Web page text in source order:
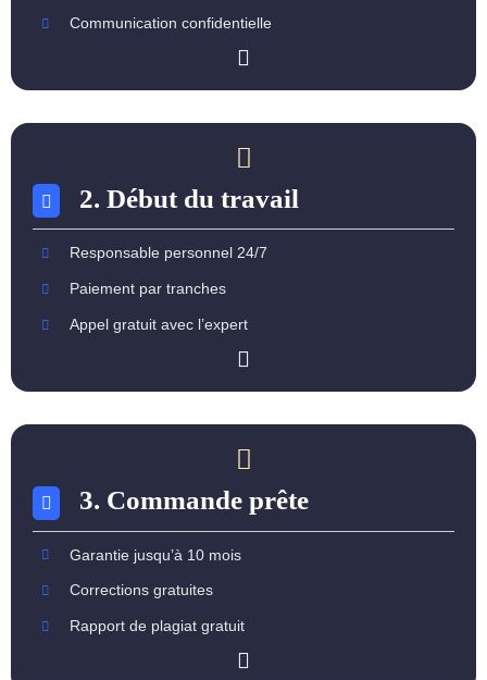
Communication confidentielle
2. Début du travail
Responsable personnel 24/7
Paiement par tranches
Appel gratuit avec l’expert
3. Commande prête
Garantie jusqu’à 10 mois
Corrections gratuites
Rapport de plagiat gratuit